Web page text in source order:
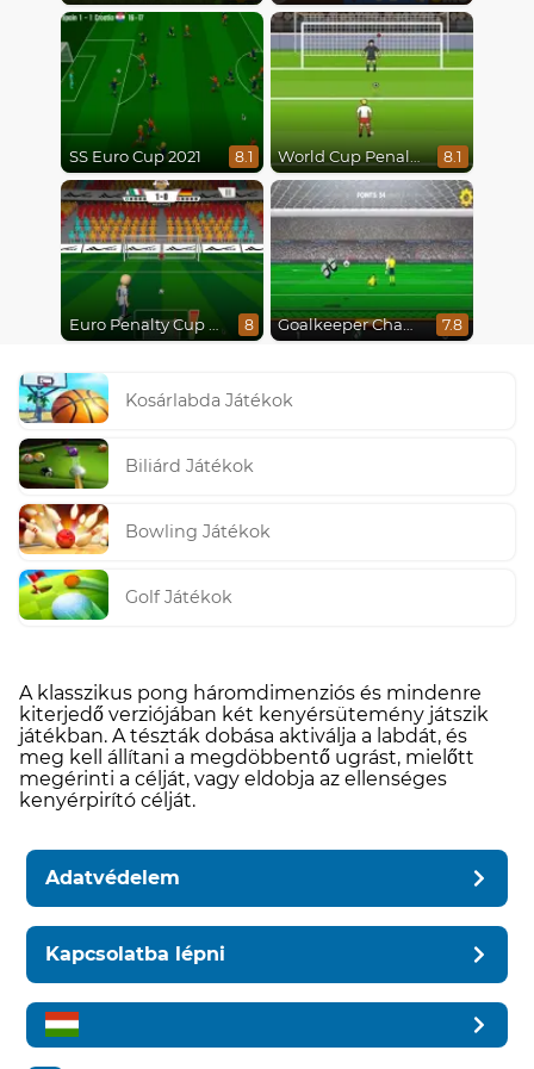
SS Euro Cup 2021 8.1 World Cup Penalty 2018 8.1
Euro Penalty Cup 2021 8 Goalkeeper Champ 7.8
Kosárlabda Játékok
Biliárd Játékok
Bowling Játékok
Golf Játékok
A klasszikus pong háromdimenziós és mindenre
kiterjedő verziójában két kenyérsütemény játszik
játékban. A tészták dobása aktiválja a labdát, és
meg kell állítani a megdöbbentő ugrást, mielőtt
megérinti a célját, vagy eldobja az ellenséges
kenyérpirító célját.
Adatvédelem
Kapcsolatba lépni